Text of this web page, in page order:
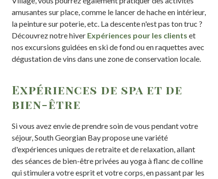
amusantes sur place, comme le lancer de hache en intérieur,
la peinture sur poterie, etc. La descente n'est pas ton truc ?
Découvrez notre hiver Expériences pour les clients et
nos excursions guidées en ski de fond ou en raquettes avec
dégustation de vins dans une zone de conservation locale.
Expériences de spa et de
bien-être
Si vous avez envie de prendre soin de vous pendant votre
séjour, South Georgian Bay propose une variété
d'expériences uniques de retraite et de relaxation, allant
des séances de bien-être privées au yoga à flanc de colline
qui stimulera votre esprit et votre corps, en passant par les